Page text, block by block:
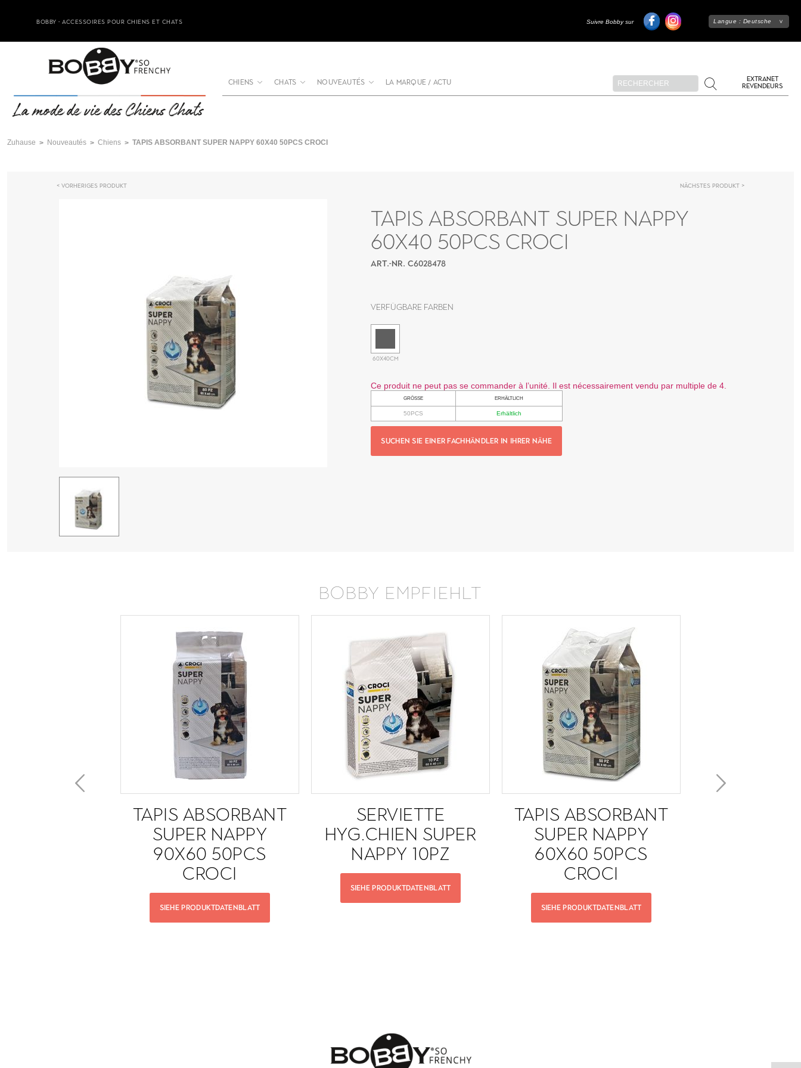
BOBBY - ACCESSOIRES POUR CHIENS ET CHATS Suivre Bobby sur Langue : Deutsche
EXTRANET
REVENDEURS
CHIENS CHATS NOUVEAUTÉS LA MARQUE / ACTU
Zuhause Nouveautés Chiens TAPIS ABSORBANT SUPER NAPPY 60X40 50PCS CROCI
Vorheriges Produkt Nächstes Produkt
TAPIS ABSORBANT SUPER NAPPY
60X40 50PCS CROCI
ART.-NR. C6028478
Verfügbare Farben
60X40CM
Ce produit ne peut pas se commander à l’unité. Il est nécessairement vendu par multiple de 4.
GRÖSSE ERHÄLTLICH
50PCS Erhältlich
SUCHEN SIE EINER FACHHÄNDLER IN IHRER NÄHE
BOBBY EMPFIEHLT
TAPIS ABSORBANT
SUPER NAPPY
90X60 50PCS
CROCI
SIEHE PRODUKTDATENBLATT
SERVIETTE
HYG.CHIEN SUPER
NAPPY 10PZ
SIEHE PRODUKTDATENBLATT
TAPIS ABSORBANT
SUPER NAPPY
60X60 50PCS
CROCI
SIEHE PRODUKTDATENBLATT